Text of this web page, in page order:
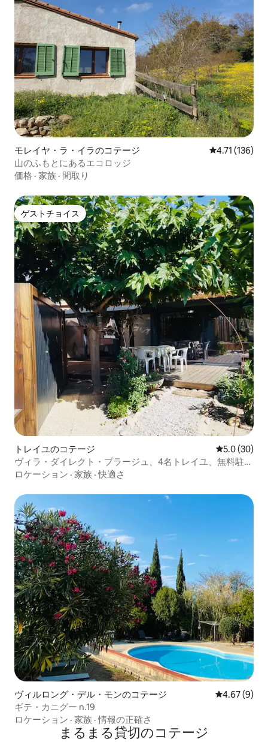
モレイヤ・ラ・イラのコテージ レビュー136
4.71 (136)
山のふもとにあるエコロッジ
価格 · 家族 · 間取り
ゲストチョイス
ゲストチョイス
トレイユのコテージ レビュー30
5.0 (30)
ヴィラ・ダイレクト・プラージュ、4名トレイユ、無料駐車
場
ロケーション · 家族 ·快適さ
ヴィルロング・デル・モンのコテージ レビュー9
4.67 (9)
ギテ・カニグー n.19
ロケーション · 家族 ·情報の正確さ
まるまる貸切のコテージ